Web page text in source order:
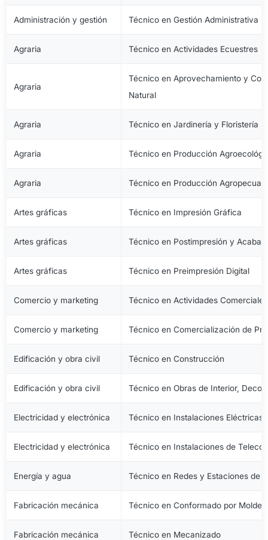
Administración y gestión Técnico en Gestión Administrativa
Agraria Técnico en Actividades Ecuestres
Agraria
Técnico en Aprovechamiento y
Natural
Agraria Técnico en Jardinería y Floristería
Agraria Técnico en Producción
Agraria Técnico en Producción
Artes gráficas Técnico en Impresión Gráfica
Artes gráficas Técnico en Postimpresión y
Artes gráficas Técnico en Preimpresión Digital
Comercio y marketing Técnico en Actividades Comerciales
Comercio y marketing Técnico en Comercialización de
Edificación y obra civil Técnico en Construcción
Edificación y obra civil Técnico en Obras de Interior,
Electricidad y electrónica Técnico en Instalaciones Eléctricas
Electricidad y electrónica Técnico en Instalaciones de
Energía y agua Técnico en Redes y Estaciones de
Fabricación mecánica Técnico en Conformado por
Fabricación mecánica Técnico en Mecanizado